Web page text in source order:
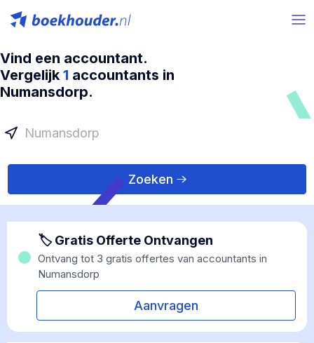
Vind een accountant.
Vergelijk 1 accountants in
Numansdorp.
Zoeken
🏷 Gratis Offerte Ontvangen
Ontvang tot 3 gratis offertes van accountants in
Numansdorp
Aanvragen